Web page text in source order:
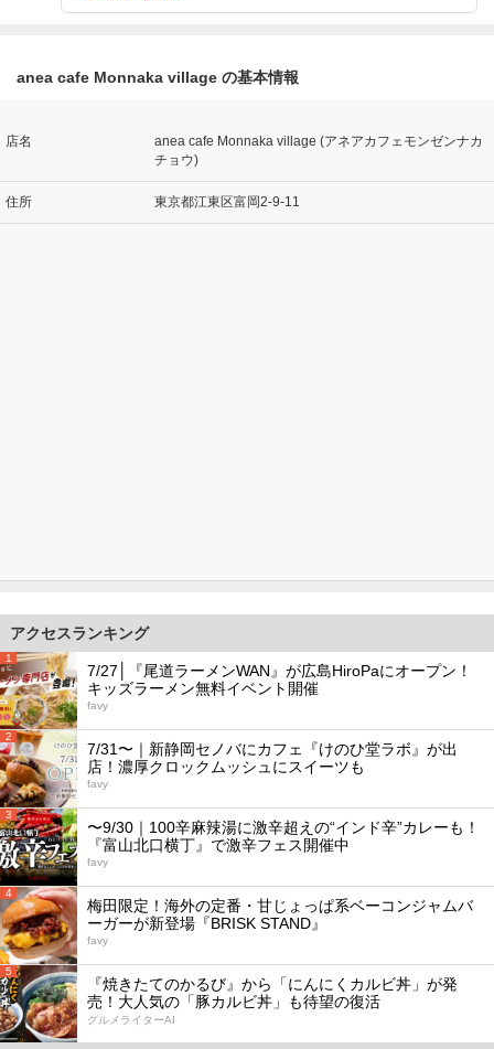
anea cafe Monnaka village の基本情報
店名
anea cafe Monnaka village (アネアカフェモンゼンナカ
チョウ)
住所 東京都江東区富岡2-9-11
アクセスランキング
1
7/27│『尾道ラーメンWAN』が広島HiroPaにオープン！
キッズラーメン無料イベント開催
favy
2
7/31〜｜新静岡セノバにカフェ『けのひ堂ラボ』が出
店！濃厚クロックムッシュにスイーツも
favy
3
〜9/30｜100辛麻辣湯に激辛超えの“インド辛”カレーも！
『富山北口横丁』で激辛フェス開催中
favy
4
梅田限定！海外の定番・甘じょっぱ系ベーコンジャムバ
ーガーが新登場『BRISK STAND』
favy
5
『焼きたてのかるび』から「にんにくカルビ丼」が発
売！大人気の「豚カルビ丼」も待望の復活
グルメライターAI